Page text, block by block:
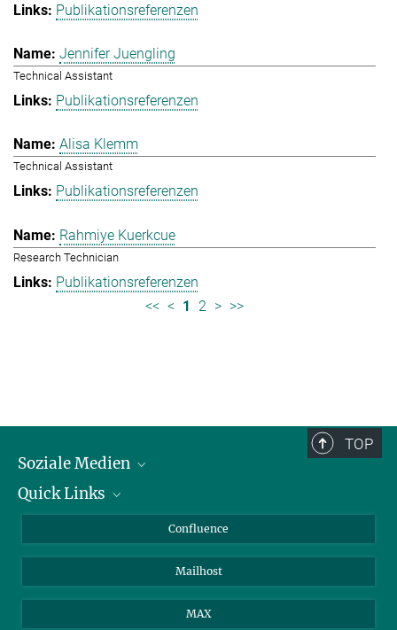
Publikationsreferenzen
Jennifer Juengling
Technical Assistant
Publikationsreferenzen
Alisa Klemm
Technical Assistant
Publikationsreferenzen
Rahmiye Kuerkcue
Research Technician
Publikationsreferenzen
<< < 1 2 > >>
TOP
Soziale Medien
LinkedIn
Quick Links
Über Tiere in der ForschungConfluence
Mailhost
MAX